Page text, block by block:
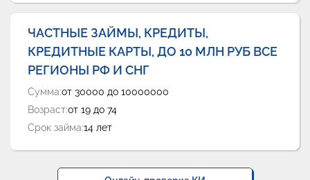
ЧАСТНЫЕ ЗАЙМЫ, КРЕДИТЫ,
КРЕДИТНЫЕ КАРТЫ, ДО 10 МЛН РУБ ВСЕ
РЕГИОНЫ РФ И СНГ
Сумма:от 30000 до 10000000
Возраст:от 19 до 74
Срок займа:14 лет